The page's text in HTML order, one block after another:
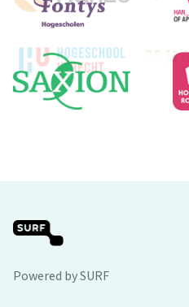
Powered by SURF